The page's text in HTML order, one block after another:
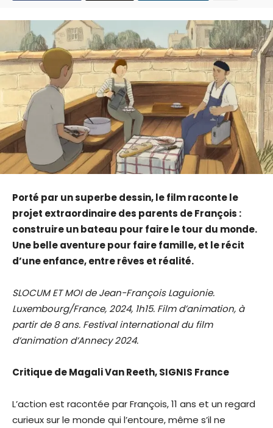
Porté par un superbe dessin, le film raconte le
projet extraordinaire des parents de François :
construire un bateau pour faire le tour du monde.
Une belle aventure pour faire famille, et le récit
d’une enfance, entre rêves et réalité.
SLOCUM ET MOI de Jean-François Laguionie.
Luxembourg/France, 2024, 1h15. Film d’animation, à
partir de 8 ans. Festival international du film
d’animation d’Annecy 2024.
Critique de Magali Van Reeth, SIGNIS France
L’action est racontée par François, 11 ans et un regard
curieux sur le monde qui l’entoure, même s’il ne